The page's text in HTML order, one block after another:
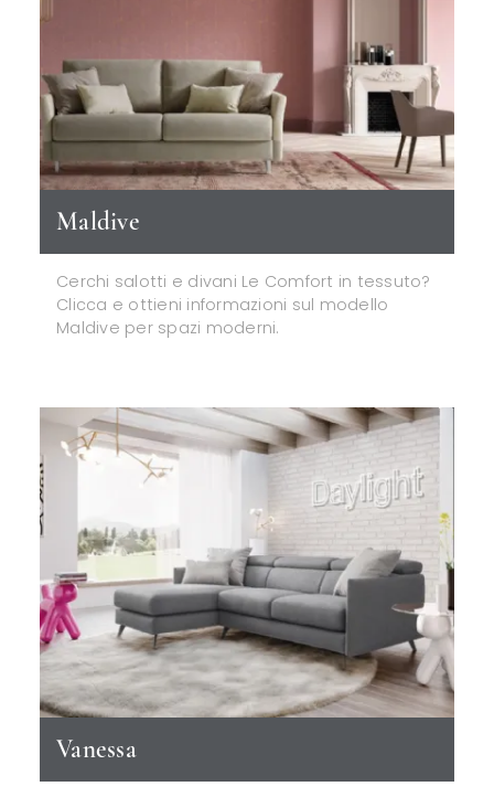
Maldive
Cerchi salotti e divani Le Comfort in tessuto?
Clicca e ottieni informazioni sul modello
Maldive per spazi moderni.
Vanessa